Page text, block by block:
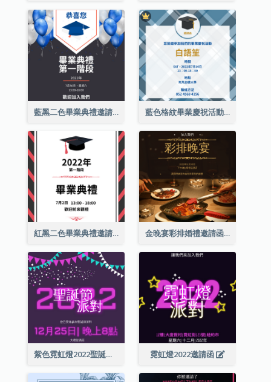
藍黑二色畢業典禮邀請函 藍色格紋畢業慶祝活動邀請函
紅黑二色畢業典禮邀請函 金晚宴彩排婚禮邀請函
紫色霓虹燈2022聖誕晚會邀請函 霓虹燈2022邀請函